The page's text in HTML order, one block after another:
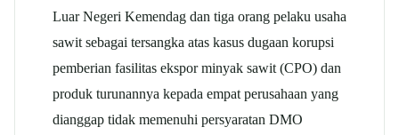
Luar Negeri Kemendag dan tiga orang pelaku usaha
sawit sebagai tersangka atas kasus dugaan korupsi
pemberian fasilitas ekspor minyak sawit (CPO) dan
produk turunannya kepada empat perusahaan yang
dianggap tidak memenuhi persyaratan DMO